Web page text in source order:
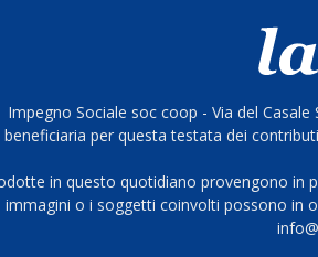
Impegno Sociale soc coop - Via del
beneficiaria per questa testata dei
in questo quotidiano provengono in
immagini o i soggetti coinvolti possono in